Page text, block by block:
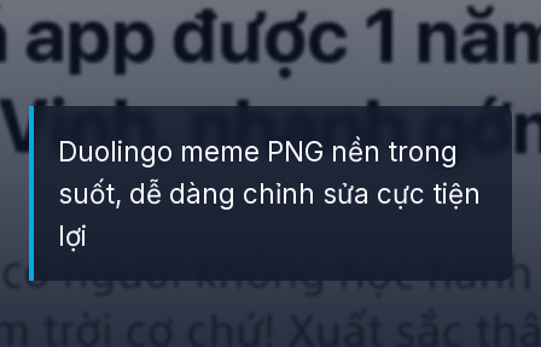
Duolingo meme PNG nền trong
suốt, dễ dàng chỉnh sửa cực tiện
lợi